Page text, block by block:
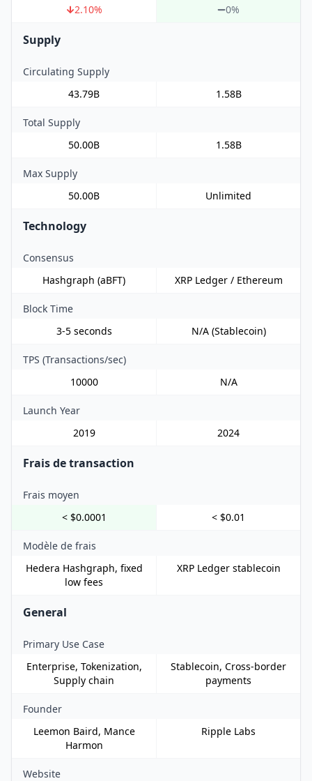
2.10% 0%
Supply
Circulating Supply
43.79B
1.58B
Total Supply
50.00B
1.58B
Max Supply
50.00B
Unlimited
Technology
Consensus
Hashgraph (aBFT)
XRP Ledger / Ethereum
Block Time
3-5 seconds
N/A (Stablecoin)
TPS (Transactions/sec)
10000
N/A
Launch Year
2019
2024
Frais de transaction
Frais moyen
< $0.0001
< $0.01
Modèle de frais
Hedera Hashgraph, fixed
low fees
XRP Ledger stablecoin
General
Primary Use Case
Enterprise, Tokenization,
Supply chain
Stablecoin, Cross-border
payments
Founder
Leemon Baird, Mance
Harmon
Ripple Labs
Website